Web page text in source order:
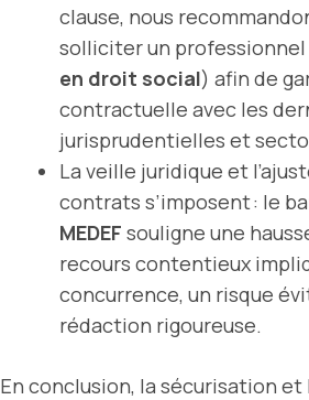
clause, nous
solliciter un
en droit social) afin de
contractuelle avec les
jurisprudentielles et
La veille juridique et
contrats s’imposent : le
MEDEF souligne une
recours contentieux
concurrence, un risque
rédaction rigoureuse.
En conclusion, la sécurisation et